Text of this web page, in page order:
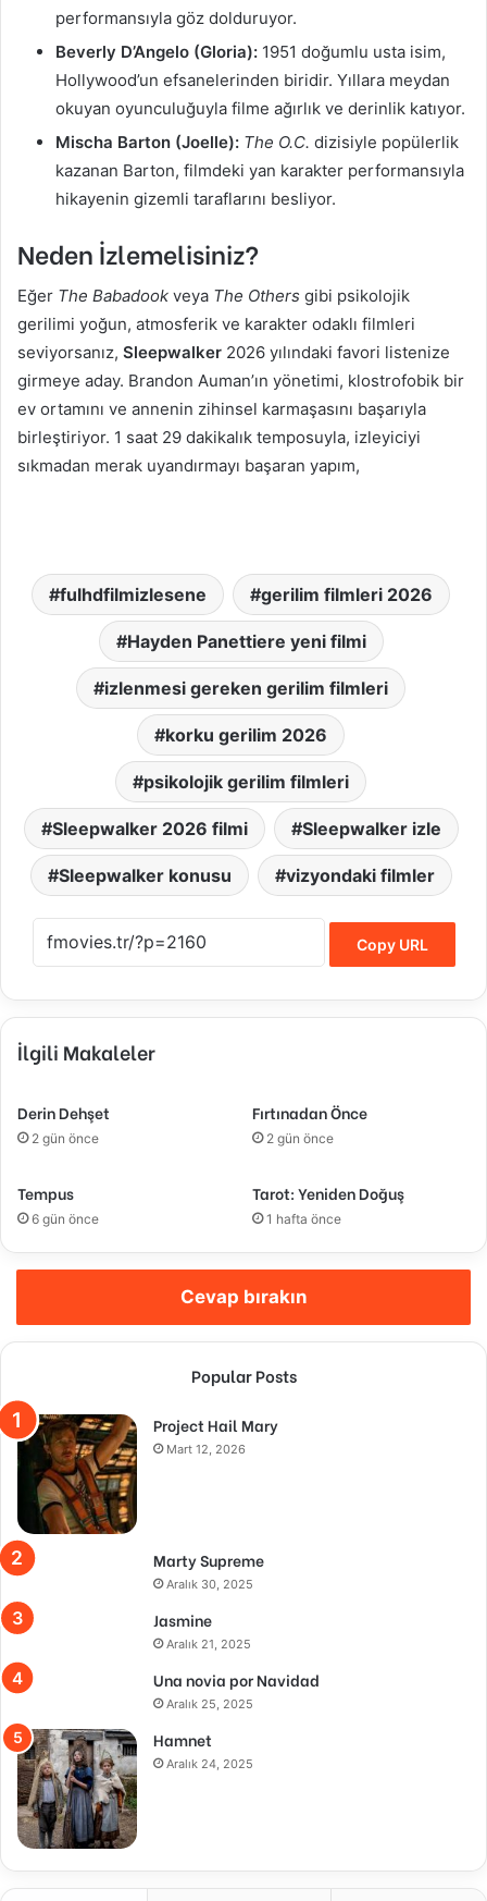
performansıyla göz dolduruyor.
Beverly D’Angelo (Gloria): 1951 doğumlu usta isim,
Hollywood’un efsanelerinden biridir. Yıllara meydan
okuyan oyunculuğuyla filme ağırlık ve derinlik katıyor.
Mischa Barton (Joelle): The O.C. dizisiyle popülerlik
kazanan Barton, filmdeki yan karakter performansıyla
hikayenin gizemli taraflarını besliyor.
Neden İzlemelisiniz?
Eğer The Babadook veya The Others gibi psikolojik
gerilimi yoğun, atmosferik ve karakter odaklı filmleri
seviyorsanız, Sleepwalker 2026 yılındaki favori listenize
girmeye aday. Brandon Auman’ın yönetimi, klostrofobik bir
ev ortamını ve annenin zihinsel karmaşasını başarıyla
birleştiriyor. 1 saat 29 dakikalık temposuyla, izleyiciyi
sıkmadan merak uyandırmayı başaran yapım,
fulhdfilmizlesene gerilim filmleri 2026
Hayden Panettiere yeni filmi
izlenmesi gereken gerilim filmleri
korku gerilim 2026
psikolojik gerilim filmleri
Sleepwalker 2026 filmi Sleepwalker izle
Sleepwalker konusu vizyondaki filmler
Copy URL
İlgili Makaleler
Derin Dehşet
2 gün önce
Fırtınadan Önce
2 gün önce
Tempus
6 gün önce
Tarot: Yeniden Doğuş
1 hafta önce
Cevap bırakın
Popular Posts
Project Hail Mary
Mart 12, 2026
Marty Supreme
Aralık 30, 2025
Jasmine
Aralık 21, 2025
Una novia por Navidad
Aralık 25, 2025
Hamnet
Aralık 24, 2025